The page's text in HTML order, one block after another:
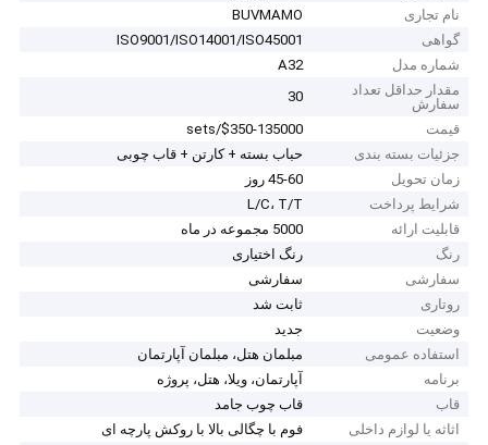
نام تجاری
BUVMAMO
گواهی
ISO9001/ISO14001/ISO45001
شماره مدل
A32
مقدار حداقل تعداد
سفارش
30
قیمت
$350-135000/sets
جزئیات بسته بندی
حباب بسته + کارتن + قاب چوبی
زمان تحویل
45-60 روز
شرایط پرداخت
L/C، T/T
قابلیت ارائه
5000 مجموعه در ماه
رنگ
رنگ اختیاری
سفارشی
سفارشی
روتاری
ثابت شد
وضعیت
جدید
استفاده عمومی
مبلمان هتل، مبلمان آپارتمان
برنامه
آپارتمان، ویلا، هتل، پروژه
قاب
قاب چوب جامد
اثاثه یا لوازم داخلی
فوم با چگالی بالا با روکش پارچه ای